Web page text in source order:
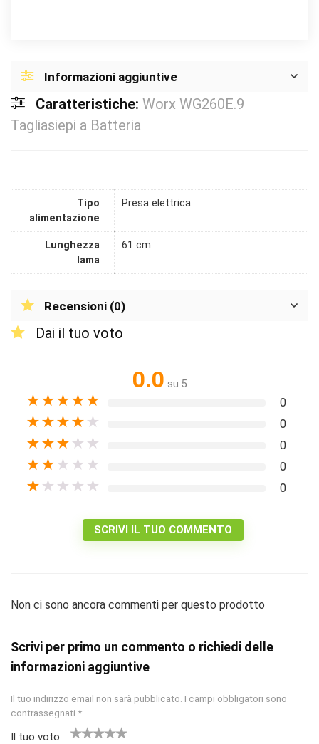
Informazioni aggiuntive
Caratteristiche: Worx WG260E.9
Tagliasiepi a Batteria
Tipo
alimentazione
Presa elettrica
Lunghezza
lama
61 cm
Recensioni (0)
Dai il tuo voto
0.0 su 5
★★★★★ 0
★★★★ ★ 0
★★★ ★ ★ 0
★★ ★ ★ ★ 0
★ ★ ★ ★ ★ 0
SCRIVI IL TUO COMMENTO
Non ci sono ancora commenti per questo prodotto
Scrivi per primo un commento o richiedi delle
informazioni aggiuntive
Il tuo indirizzo email non sarà pubblicato. I campi obbligatori sono
contrassegnati *
Il tuo voto